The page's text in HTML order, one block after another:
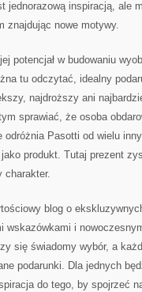
jednorazową inspiracją, ale
znajdując nowe motywy.
potencjał w budowaniu
tu odczytać, idealny
najdroższy ani
sprawiać, że osoba
odróżnia Pasotti od wielu
produkt. Tutaj prezent
charakter.
blog o
wskazówkami i
się świadomy wybór, a
podarunki. Dla jednych
do tego, by spojrzeć